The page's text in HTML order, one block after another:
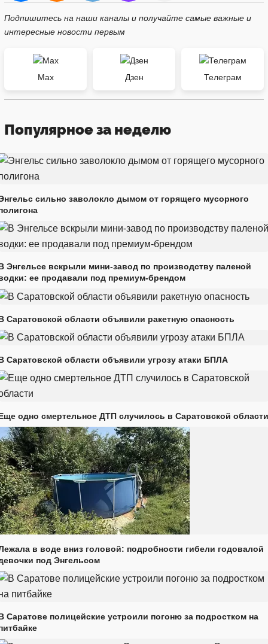
Подпишитесь на наши каналы и получайте самые важные и
интересные новости первым
Max Дзен Телеграм
Популярное за неделю
сильно заволокло дымом от горящего мусорного
Энгельсе вскрыли мини-завод по производству паленой
ее продавали под премиум-брендом
Саратовской области объявили ракетную опасность
Саратовской области объявили угрозу атаки БПЛА
одно смертельное ДТП случилось в Саратовской области
в воде вниз головой: подробности гибели годовалой
под Энгельсом
Саратове полицейские устроили погоню за подростком на